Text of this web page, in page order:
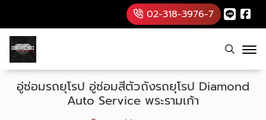
02-318-3976-7
อู่ซ่อมรถยุโรป อู่ซ่อมสีตัวถังรถยุโรป Diamond
Auto Service พระรามเก้า